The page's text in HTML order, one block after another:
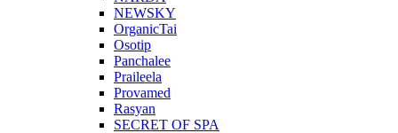
NEWSKY
OrganicTai
Osotip
Panchalee
Praileela
Provamed
Rasyan
SECRET OF SPA